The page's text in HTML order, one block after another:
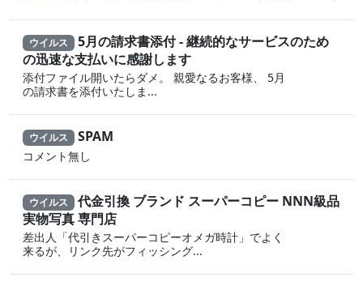
ウイルス 5月の請求書添付 - 継続的なサービスのため
の迅速な支払いに感謝します
添付ファイル開いたらダメ。 親愛なるお客様、 5月
の請求書を添付いたしま...
ウイルス SPAM
コメント無し
ウイルス 代金引換 ブランド スーパーコピー NNN級品
実物写真 専門店
差出人「代引きスーパーコピーオメガ時計」でよく
来るが、リンク先がフィッシング...